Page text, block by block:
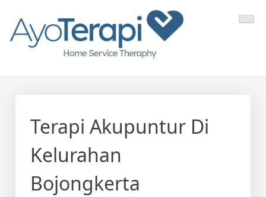
content
Ayo Terapi
Terapi Akupuntur Di
Kelurahan
Bojongkerta